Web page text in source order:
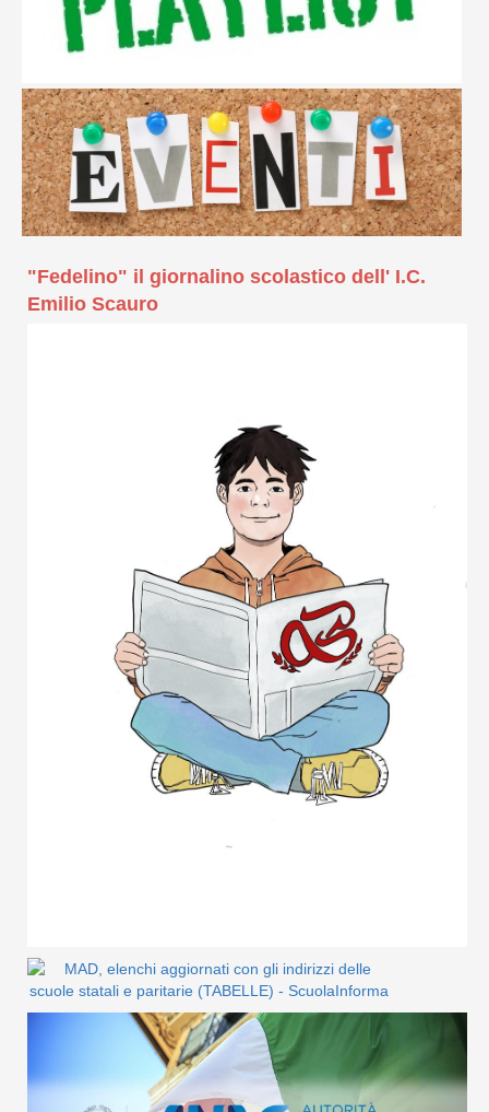
"Fedelino" il giornalino scolastico dell' I.C.
Emilio Scauro